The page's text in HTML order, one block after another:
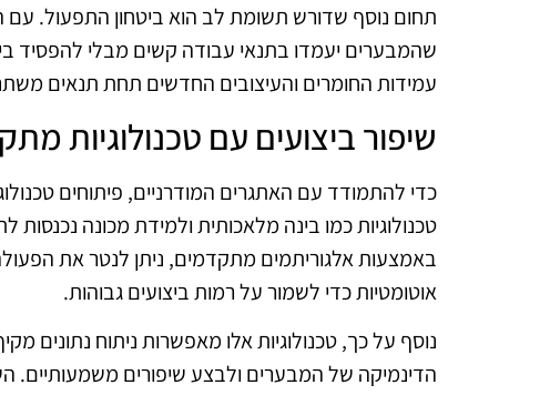
תחום נוסף שדורש תשומת לב הוא ביטחון התפעול. עם
שהמבערים יעמדו בתנאי עבודה קשים מבלי להפסיד
עמידות החומרים והעיצובים החדשים תחת תנאים
שיפור ביצועים עם טכנולוגיות
כדי להתמודד עם האתגרים המודרניים, פיתוחים
טכנולוגיות כמו בינה מלאכותית ולמידת מכונה נכנסות
באמצעות אלגוריתמים מתקדמים, ניתן לנטר את
אוטומטיות כדי לשמור על רמות ביצועים גבוהות.
נוסף על כך, טכנולוגיות אלו מאפשרות ניתוח נתונים
הדינמיקה של המבערים ולבצע שיפורים משמעותיים.